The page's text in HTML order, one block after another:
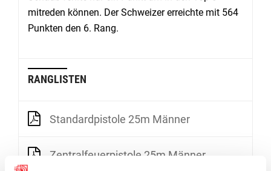
mitreden können. Der Schweizer erreichte mit 564
Punkten den 6. Rang.
RANGLISTEN
Standardpistole 25m Männer
Zentralfeuerpistole 25m Männer